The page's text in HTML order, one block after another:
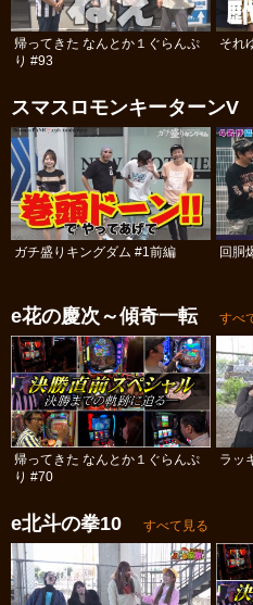
帰ってきた なんとか１ぐらんぷ
り #93
それ
スマスロモンキーターンV
ガチ盛りキングダム #1前編 回胴
e花の慶次～傾奇一転 すべ
帰ってきた なんとか１ぐらんぷ
り #70
ラッ
e北斗の拳10 すべて見る